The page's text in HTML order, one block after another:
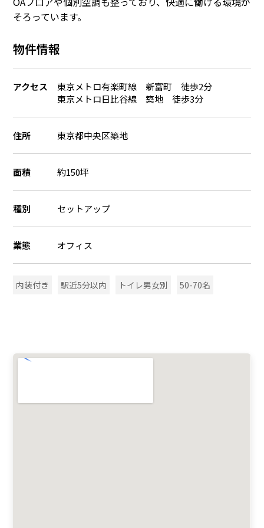
そろっています。
物件情報
アクセス
東京メトロ有楽町線 新富町 徒歩2分
東京メトロ日比谷線 築地 徒歩3分
住所 東京都中央区築地
面積 約150坪
種別 セットアップ
業態 オフィス
内装付き 駅近5分以内 トイレ男女別 50-70名